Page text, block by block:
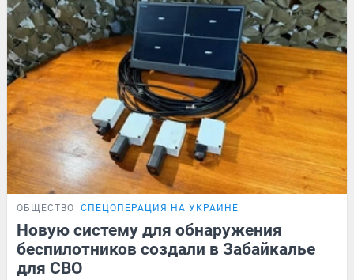
ОБЩЕСТВО СПЕЦОПЕРАЦИЯ НА УКРАИНЕ
Новую систему для обнаружения
беспилотников создали в Забайкалье
для СВО